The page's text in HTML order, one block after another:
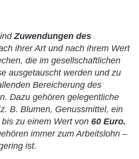
Zuwendungen des
ihrer Art und nach ihrem Wert
die im gesellschaftlichen
ausgetauscht werden und zu
Bereicherung des
Dazu gehören gelegentliche
B. Blumen, Genussmittel, ein
zu einem Wert von 60 Euro.
immer zum Arbeitslohn –
ist.